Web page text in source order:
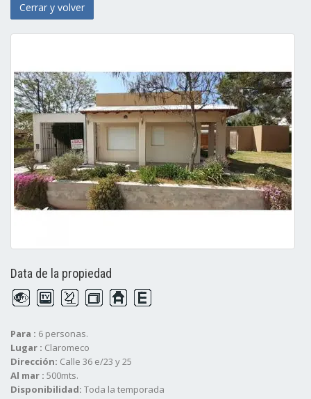
Cerrar y volver
Data de la propiedad
Para : 6 personas.
Lugar : Claromeco
Dirección: Calle 36 e/23 y 25
Al mar : 500mts.
Disponibilidad: Toda la temporada